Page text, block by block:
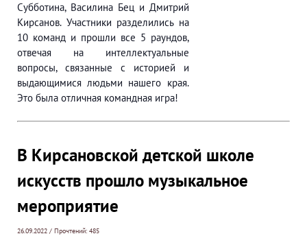
Субботина, Василина Бец и Дмитрий
Кирсанов. Участники разделились на
10 команд и прошли все 5 раундов,
отвечая на интеллектуальные
вопросы, связанные с историей и
выдающимися людьми нашего края.
Это была отличная командная игра!
В Кирсановской детской школе
искусств прошло музыкальное
мероприятие
26.09.2022 / Прочтений: 485